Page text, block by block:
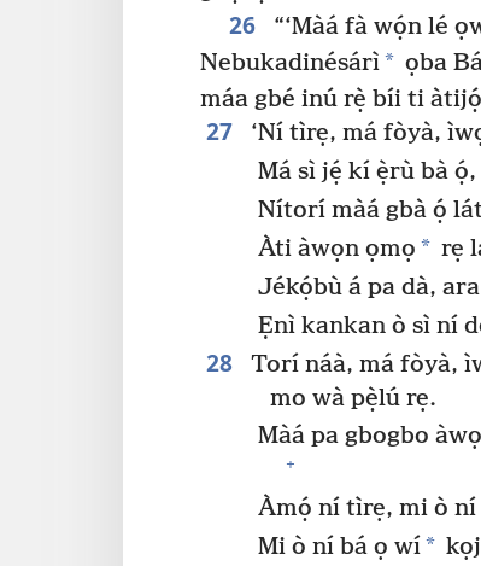
26 “‘Màá fà wọ́n lé
Nebukadinésárì* ọba
máa gbé inú rẹ̀ bíi ti
27
‘Ní tìrẹ, má fòyà,
Má sì jẹ́ kí ẹ̀rù bà
Nítorí màá gbà ọ́
Àti àwọn ọmọ * rẹ
Jékọ́bù á pa dà,
Ẹnì kankan ò sì ní
28
Torí náà, má fòyà,
mo wà pẹ̀lú rẹ.
Màá pa gbogbo
+
Àmọ́ ní tìrẹ, mi ò ní
Mi ò ní bá ọ wí*